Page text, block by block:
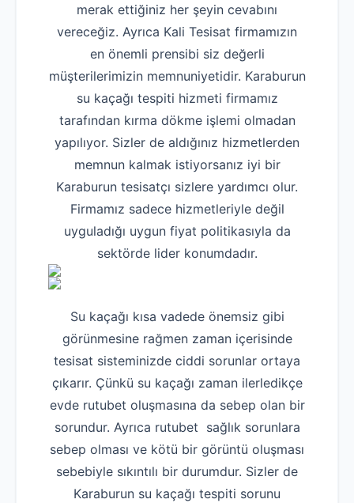
merak ettiğiniz her şeyin cevabını
vereceğiz. Ayrıca Kali Tesisat firmamızın
en önemli prensibi siz değerli
müşterilerimizin memnuniyetidir. Karaburun
su kaçağı tespiti hizmeti firmamız
tarafından kırma dökme işlemi olmadan
yapılıyor. Sizler de aldığınız hizmetlerden
memnun kalmak istiyorsanız iyi bir
Karaburun tesisatçı sizlere yardımcı olur.
Firmamız sadece hizmetleriyle değil
uyguladığı uygun fiyat politikasıyla da
sektörde lider konumdadır.
Su kaçağı kısa vadede önemsiz gibi
görünmesine rağmen zaman içerisinde
tesisat sisteminizde ciddi sorunlar ortaya
çıkarır. Çünkü su kaçağı zaman ilerledikçe
evde rutubet oluşmasına da sebep olan bir
sorundur. Ayrıca rutubet sağlık sorunlara
sebep olması ve kötü bir görüntü oluşması
sebebiyle sıkıntılı bir durumdur. Sizler de
Karaburun su kaçağı tespiti sorunu